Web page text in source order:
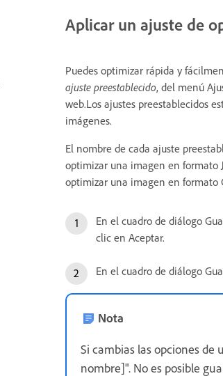
Aplicar un ajuste de
Puedes optimizar rápida y
ajuste preestablecido, del menú
web.Los ajustes preestablecidos
imágenes.
El nombre de cada ajuste
optimizar una imagen en formato
optimizar una imagen en formato
En el cuadro de diálogo
clic en Aceptar.
En el cuadro de diálogo
Nota
Si cambias las opciones
nombre]". No es posible